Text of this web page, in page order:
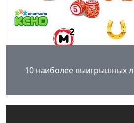
10 наиболее выигрышных